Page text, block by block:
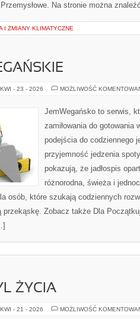
Na stronie można
I ZMIANY KLIMATYCZNE
KWI - 23 - 2026 MOŻLIWOŚĆ
JemWegańsko to serwis,
zamiłowania do gotowania
podejścia do codziennego
przyjemność jedzenia
pokazują, że jadłospis
różnorodna, świeża i
osób, które szukają codziennych
przekąskę. Zobacz także Dla
ŻYCIA
KWI - 21 - 2026 MOŻLIWOŚĆ